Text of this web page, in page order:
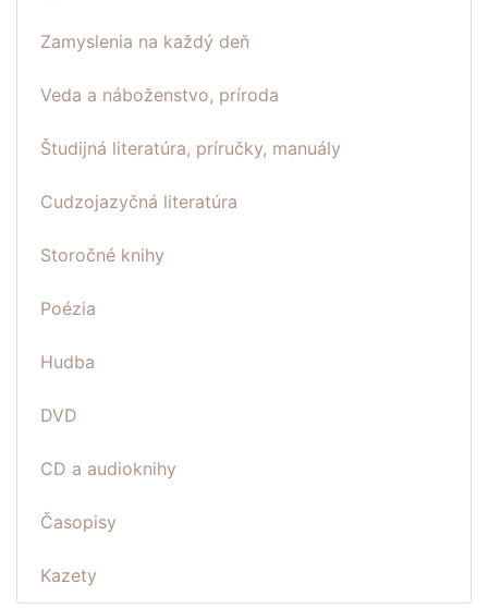
Zamyslenia na každý deň
Veda a náboženstvo, príroda
Študijná literatúra, príručky, manuály
Cudzojazyčná literatúra
Storočné knihy
Poézia
Hudba
DVD
CD a audioknihy
Časopisy
Kazety